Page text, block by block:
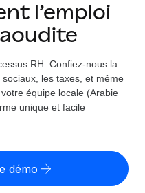
toute conformité
sans frais liés aux
à l’international,
(par État)
les différents États des
de requalification de
employés
l’emploi
RH. Confiez-nous la
les taxes, et même
votre équipe locale (Arabie
unique et facile
démo